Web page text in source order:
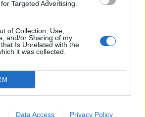
Targeted Advertising.
of Collection, Use,
and/or Sharing of my
Is Unrelated with the
it was collected.
Data Access Privacy Policy
wird überhaupt nicht ein
einfach offen, aber mit ihrem
ist, da wird kommuniziert (T.......to
nur, wenn überhaupt ein kleines
wenn ich in einer Firma so
wäre ich längst Geschichte und